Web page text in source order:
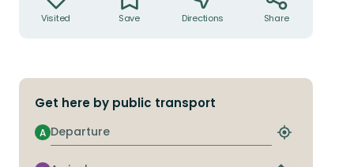
Visited Save Directions Share
Get here by public transport
Departure
A
Find